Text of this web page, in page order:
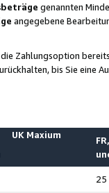
genannten
angegebene
Zahlungsoption
bis Sie
UK Maxium
25